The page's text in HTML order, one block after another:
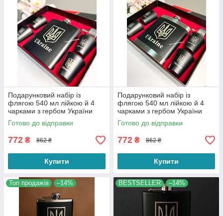
Подарунковий набір із
флягою 540 мл лійкою й 4
чарками з гербом України
Готово до відправки
772 ₴ 862 ₴
Купити
Подарунковий набір із
флягою 540 мл лійкою й 4
чарками з гербом України
Готово до відправки
772 ₴ 862 ₴
Купити
Топ продажів –14% BESTSELLER –14%